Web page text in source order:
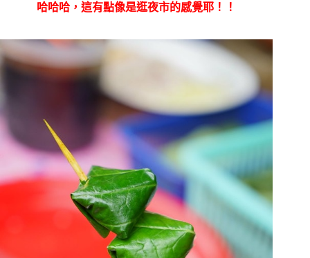
哈哈哈，這有點像是逛夜市的感覺耶！！